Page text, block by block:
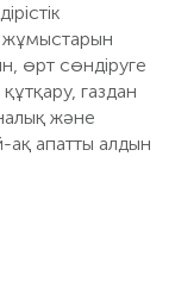
жұмыстарын
өрт сөндіруге
газдан
және
апатты алдын